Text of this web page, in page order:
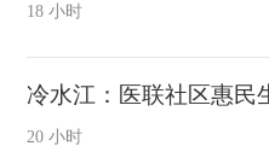
18 小时
冷水江：医联社区惠民
20 小时